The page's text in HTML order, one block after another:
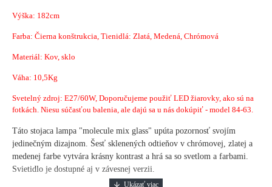
Výška: 182cm
Farba: Čierna konštrukcia, Tienidlá: Zlatá, Medená, Chrómová
Materiál: Kov, sklo
Váha: 10,5Kg
Svetelný zdroj: E27/60W, Doporučujeme použiť LED žiarovky, ako sú na
fotkách. Niesu súčasťou balenia, ale dajú sa u nás dokúpiť - model 84-63.
Táto stojaca lampa "molecule mix glass" upúta pozornosť svojím
jedinečným dizajnom. Šesť sklenených odtieňov v chrómovej, zlatej a
medenej farbe vytvára krásny kontrast a hrá sa so svetlom a farbami.
Svietidlo je dostupné aj v závesnej verzii.